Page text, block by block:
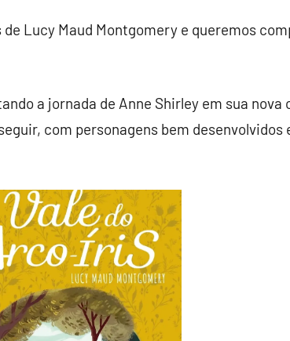
Lucy Maud Montgomery e queremos
a jornada de Anne Shirley em sua nova
com personagens bem desenvolvidos